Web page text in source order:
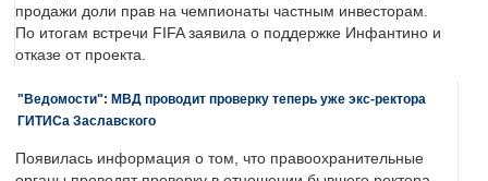
продажи доли прав на чемпионаты частным инвесторам.
По итогам встречи FIFA заявила о поддержке Инфантино и
отказе от проекта.
"Ведомости": МВД проводит проверку теперь уже экс-ректора
ГИТИСа Заславского
Появилась информация о том, что правоохранительные